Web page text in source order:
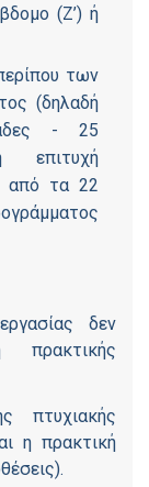
(Ζ’) ή
των
(δηλαδή
- 25
επιτυχή
από τα 22
δεν
πρακτικής
πτυχιακής
η πρακτική